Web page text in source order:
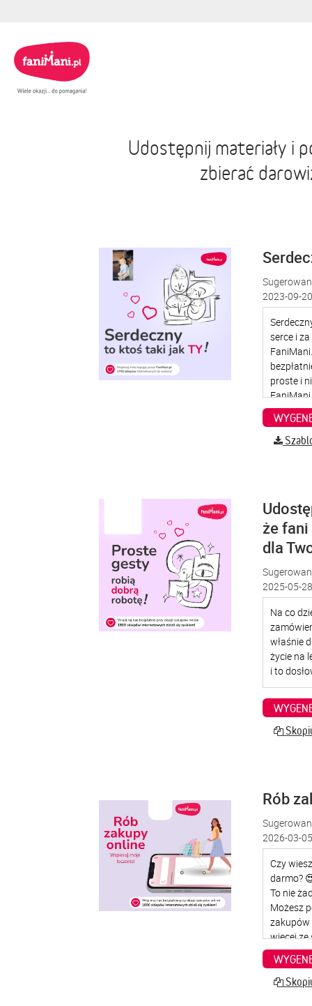
Udostępnij materiały i
zbierać
2023-09-
że
dla
2025-05-
Rób
2026-03-